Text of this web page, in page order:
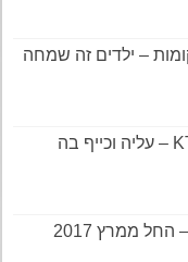
סוזוקי קרוסאובר טורבו – החל ממרץ 2017